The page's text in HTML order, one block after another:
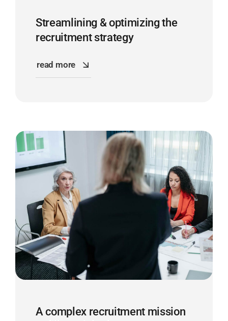
Streamlining & optimizing the
recruitment strategy
read more
A complex recruitment mission